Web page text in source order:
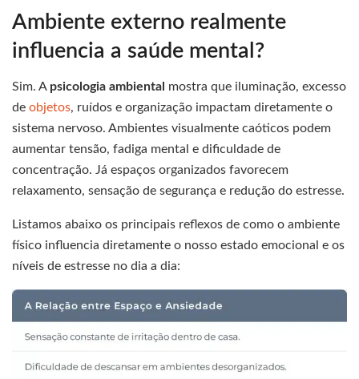
Ambiente externo realmente
influencia a saúde mental?
Sim. A psicologia ambiental mostra que iluminação, excesso
de objetos, ruídos e organização impactam diretamente o
sistema nervoso. Ambientes visualmente caóticos podem
aumentar tensão, fadiga mental e dificuldade de
concentração. Já espaços organizados favorecem
relaxamento, sensação de segurança e redução do estresse.
Listamos abaixo os principais reflexos de como o ambiente
físico influencia diretamente o nosso estado emocional e os
níveis de estresse no dia a dia: